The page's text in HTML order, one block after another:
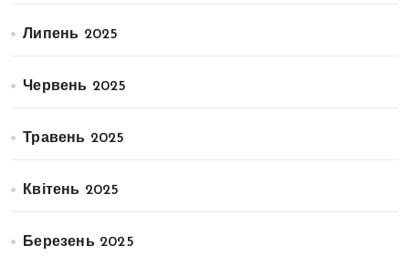
Липень 2025
Червень 2025
Травень 2025
Квітень 2025
Березень 2025